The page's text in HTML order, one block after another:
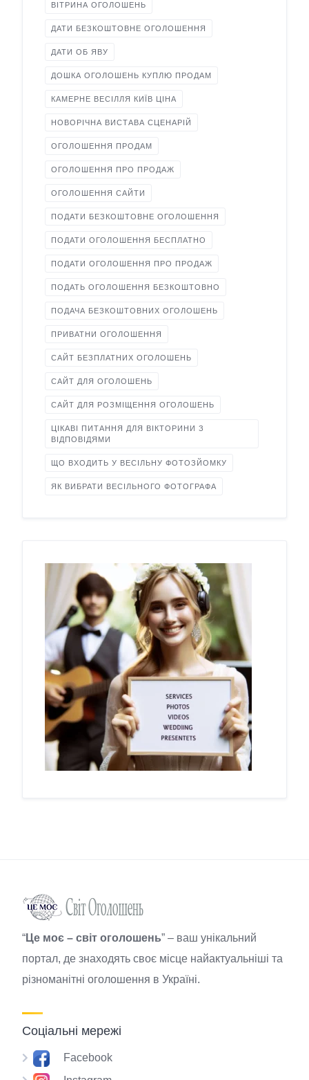
ВІТРИНА ОГОЛОШЕНЬ
ДАТИ БЕЗКОШТОВНЕ ОГОЛОШЕННЯ
ДАТИ ОБ ЯВУ
ДОШКА ОГОЛОШЕНЬ КУПЛЮ ПРОДАМ
КАМЕРНЕ ВЕСІЛЛЯ КИЇВ ЦІНА
НОВОРІЧНА ВИСТАВА СЦЕНАРІЙ
ОГОЛОШЕННЯ ПРОДАМ
ОГОЛОШЕННЯ ПРО ПРОДАЖ
ОГОЛОШЕННЯ САЙТИ
ПОДАТИ БЕЗКОШТОВНЕ ОГОЛОШЕННЯ
ПОДАТИ ОГОЛОШЕННЯ БЕСПЛАТНО
ПОДАТИ ОГОЛОШЕННЯ ПРО ПРОДАЖ
ПОДАТЬ ОГОЛОШЕННЯ БЕЗКОШТОВНО
ПОДАЧА БЕЗКОШТОВНИХ ОГОЛОШЕНЬ
ПРИВАТНИ ОГОЛОШЕННЯ
САЙТ БЕЗПЛАТНИХ ОГОЛОШЕНЬ
САЙТ ДЛЯ ОГОЛОШЕНЬ
САЙТ ДЛЯ РОЗМІЩЕННЯ ОГОЛОШЕНЬ
ЦІКАВІ ПИТАННЯ ДЛЯ ВІКТОРИНИ З
ВІДПОВІДЯМИ
ЩО ВХОДИТЬ У ВЕСІЛЬНУ ФОТОЗЙОМКУ
ЯК ВИБРАТИ ВЕСІЛЬНОГО ФОТОГРАФА
“Це моє – світ оголошень” – ваш унікальний
портал, де знаходять своє місце найактуальніші та
різноманітні оголошення в Україні.
Соціальні мережі
Facebook